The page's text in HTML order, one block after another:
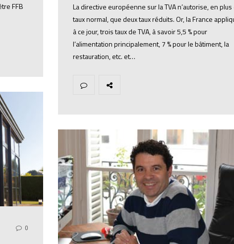
FFB
La directive européenne sur la TVA n’autorise, en plus
taux normal, que deux taux réduits. Or, la France
à ce jour, trois taux de TVA, à savoir 5,5 % pour
l’alimentation principalement, 7 % pour le bâtiment, la
restauration, etc. et…
0